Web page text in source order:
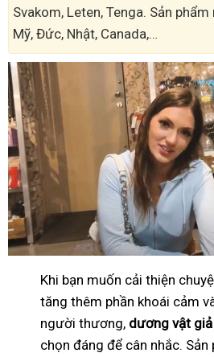
Svakom, Leten, Tenga. Sản
Mỹ, Đức, Nhật, Canada,…
Khi bạn muốn cải thiện
tăng thêm phần khoái cảm
người thương, dương vật
chọn đáng để cân nhắc.